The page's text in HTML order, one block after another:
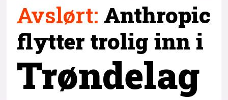
Avslørt: Anthropic
flytter trolig inn i
Trøndelag